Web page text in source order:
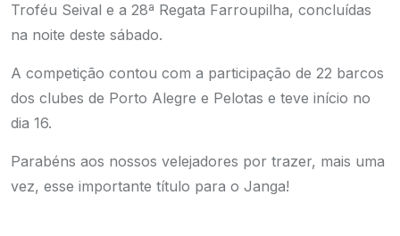
Troféu Seival e a 28ª Regata Farroupilha, concluídas
na noite deste sábado.
A competição contou com a participação de 22 barcos
dos clubes de Porto Alegre e Pelotas e teve início no
dia 16.
Parabéns aos nossos velejadores por trazer, mais uma
vez, esse importante título para o Janga!